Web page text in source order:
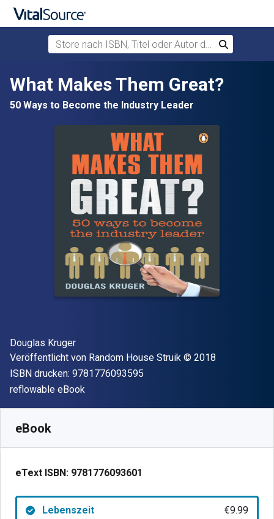
Zum Hauptinhalt springen
Store nach ISBN, Titel oder Autor durchsuchen
Suchen
What Makes Them Great?
50 Ways to Become the Industry Leader
Autor(en)
Douglas Kruger
Verleger
Veröffentlicht von Random House Struik Copyright
© 2018
ISBN drucken: 9781776093595
Format
reflowable eBook
eBook
eText ISBN: 9781776093601
Lebenszeit €9.99